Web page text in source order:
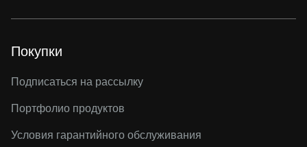
Покупки
Подписаться на рассылку
Портфолио продуктов
Условия гарантийного обслуживания